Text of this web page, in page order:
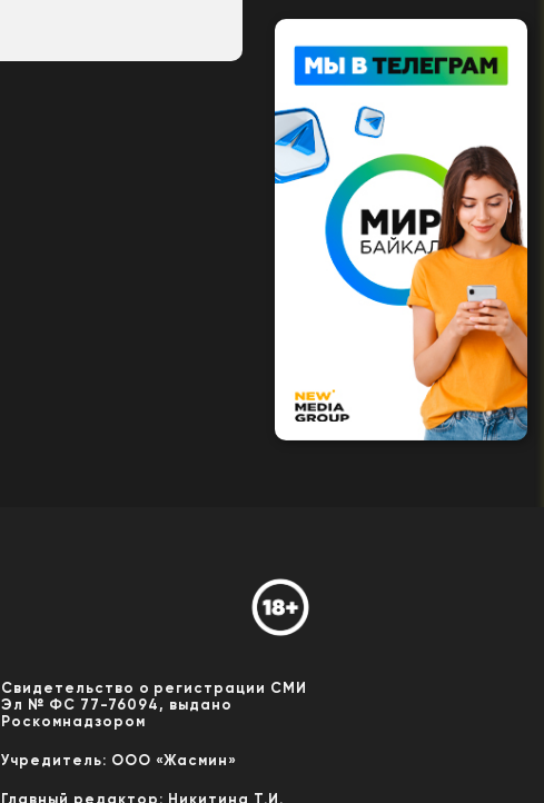
Свидетельство о регистрации СМИ
Эл № ФС 77-76094, выдано
Роскомнадзором
Учредитель: ООО «Жасмин»
Главный редактор: Никитина Т.И.